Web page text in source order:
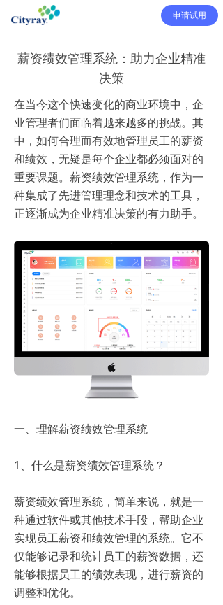
申请试用
薪资绩效管理系统：助力企业精准
决策
在当今这个快速变化的商业环境中，企
业管理者们面临着越来越多的挑战。其
中，如何合理而有效地管理员工的薪资
和绩效，无疑是每个企业都必须面对的
重要课题。薪资绩效管理系统，作为一
种集成了先进管理理念和技术的工具，
正逐渐成为企业精准决策的有力助手。
一、理解薪资绩效管理系统
1、什么是薪资绩效管理系统？
薪资绩效管理系统，简单来说，就是一
种通过软件或其他技术手段，帮助企业
实现员工薪资和绩效管理的系统。它不
仅能够记录和统计员工的薪资数据，还
能够根据员工的绩效表现，进行薪资的
调整和优化。